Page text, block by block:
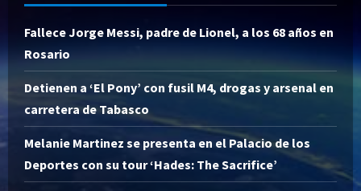
Fallece Jorge Messi, padre de Lionel, a los 68 años en
Rosario
Detienen a ‘El Pony’ con fusil M4, drogas y arsenal en
carretera de Tabasco
Melanie Martinez se presenta en el Palacio de los
Deportes con su tour ‘Hades: The Sacrifice’